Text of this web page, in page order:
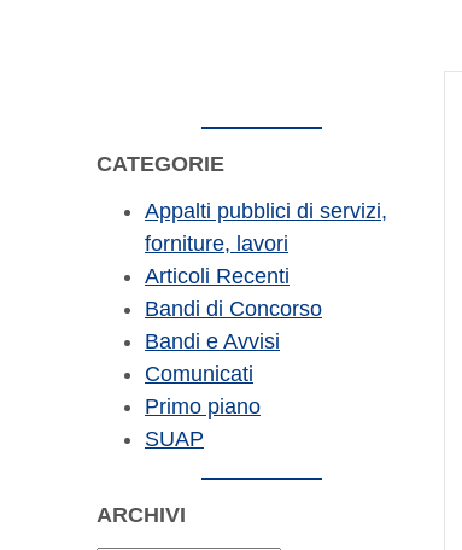
CATEGORIE
Appalti pubblici di servizi,
forniture, lavori
Articoli Recenti
Bandi di Concorso
Bandi e Avvisi
Comunicati
Primo piano
SUAP
ARCHIVI